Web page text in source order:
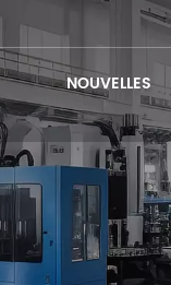
NOUVELLES